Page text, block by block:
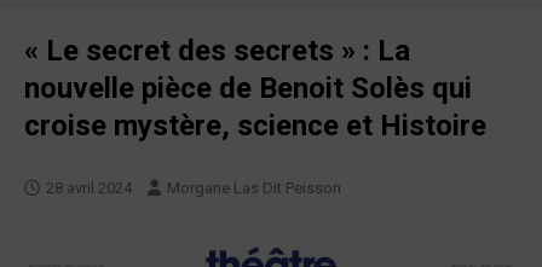
« Le secret des secrets » : La
nouvelle pièce de Benoit Solès qui
croise mystère, science et Histoire
28 avril 2024 Morgane Las Dit Peisson